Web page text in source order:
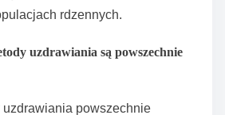
rdzennych.
uzdrawiania są powszechnie
uzdrawiania powszechnie